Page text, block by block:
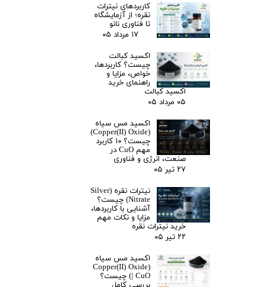
کاربردهای نیترات
نقره؛ از آزمایشگاه
تا فناوری نانو
۱۷ مرداد ۰۵
اکسید کبالت
چیست؟ کاربردها،
خواص، مزایا و
راهنمای خرید
اکسید کبالت
۰۵ مرداد ۰۵
اکسید مس سیاه
(Copper(II) Oxide)
چیست؟ ۱۰ کاربرد
مهم CuO در
صنعت، انرژی و فناوری
۲۷ تیر ۰۵
نیترات نقره (Silver
Nitrate) چیست؟
آشنایی با کاربردها،
مزایا و نکات مهم
خرید نیترات نقره
۲۲ تیر ۰۵
اکسید مس سیاه
(Copper(II) Oxide
| CuO) چیست؟